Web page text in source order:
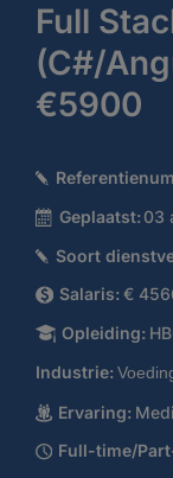
Full
(C#/
€5900
Geplaatst: 03
Soort
Salaris: €
Opleiding:
Industrie:
Ervaring:
Full-time/